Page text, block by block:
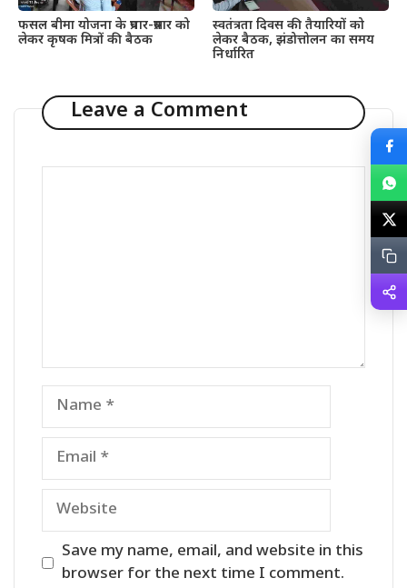
फसल बीमा योजना के प्रचार-प्रसार को
लेकर कृषक मित्रों की बैठक
स्वतंत्रता दिवस की तैयारियों को
लेकर बैठक, झंडोत्तोलन का समय
निर्धारित
Leave a Comment
Name
Email
Website
Save my name, email, and website in this
browser for the next time I comment.